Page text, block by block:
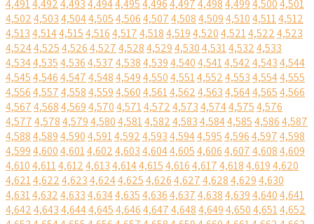
4,4914,4924,4934,4944,4954,4964,4974,4984,4994,5004,501
4,5024,5034,5044,5054,5064,5074,5084,5094,5104,5114,512
4,5134,5144,5154,5164,5174,5184,5194,5204,5214,5224,523
4,5244,5254,5264,5274,5284,5294,5304,5314,5324,533
4,5344,5354,5364,5374,5384,5394,5404,5414,5424,5434,544
4,5454,5464,5474,5484,5494,5504,5514,5524,5534,5544,555
4,5564,5574,5584,5594,5604,5614,5624,5634,5644,5654,566
4,5674,5684,5694,5704,5714,5724,5734,5744,5754,576
4,5774,5784,5794,5804,5814,5824,5834,5844,5854,5864,587
4,5884,5894,5904,5914,5924,5934,5944,5954,5964,5974,598
4,5994,6004,6014,6024,6034,6044,6054,6064,6074,6084,609
4,6104,6114,6124,6134,6144,6154,6164,6174,6184,6194,620
4,6214,6224,6234,6244,6254,6264,6274,6284,6294,630
4,6314,6324,6334,6344,6354,6364,6374,6384,6394,6404,641
4,6424,6434,6444,6454,6464,6474,6484,6494,6504,6514,652